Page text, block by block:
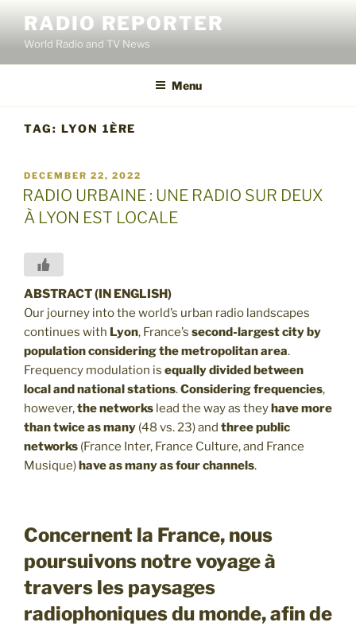
content
RADIO REPORTER
World Radio and TV News
Menu
TAG: LYON 1ÈRE
POSTED
ON
DECEMBER 22, 2022
RADIO URBAINE : UNE RADIO SUR DEUX
À LYON EST LOCALE
ABSTRACT (IN ENGLISH)
Our journey into the world’s urban radio landscapes
continues with Lyon, France’s second-largest city by
populationconsidering the metropolitan area.
Frequency modulation is equally divided between
local and national stations.Considering frequencies,
however,the networks lead the way as theyhave more
than twice as many (48 vs. 23) and three public
networks (France Inter, France Culture, and France
Musique)have as many as four channels.
Concernent la France, nous
poursuivons notre voyage à
travers les paysages
radiophoniques du monde, afin de